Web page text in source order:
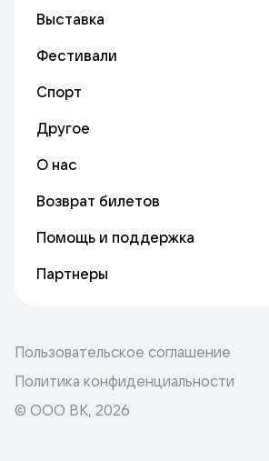
Выставка
Фестивали
Спорт
Другое
О нас
Возврат билетов
Помощь и поддержка
Партнеры
Пользовательское соглашение
Политика конфиденциальности
© ООО ВК, 2026